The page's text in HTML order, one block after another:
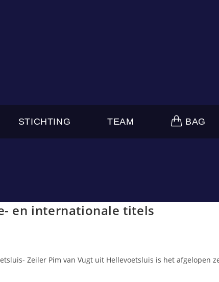
STICHTING TEAM BAG
en internationale titels
Zeiler Pim van Vugt uit Hellevoetsluis is het afgelopen